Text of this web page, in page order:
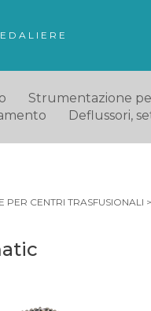
Strumentazione
Deflussori,
PER CENTRI TRASFUSIONALI >